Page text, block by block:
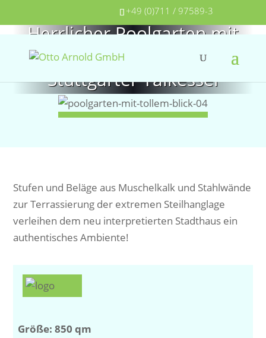
+49 (0)711 / 97589-3
Herrlicher Poolgarten mit
tollem Blick auf den
Stuttgarter Talkessel
Stufen und Beläge aus Muschelkalk und Stahlwände
zur Terrassierung der extremen Steilhanglage
verleihen dem neu interpretierten Stadthaus ein
authentisches Ambiente!
Größe: 850 qm